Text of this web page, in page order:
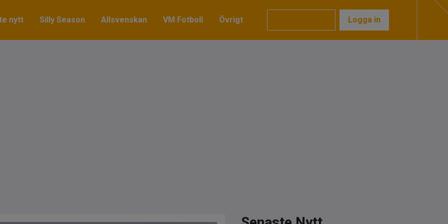
nytt Silly Season Allsvenskan VM Fotboll Övrigt Logga in